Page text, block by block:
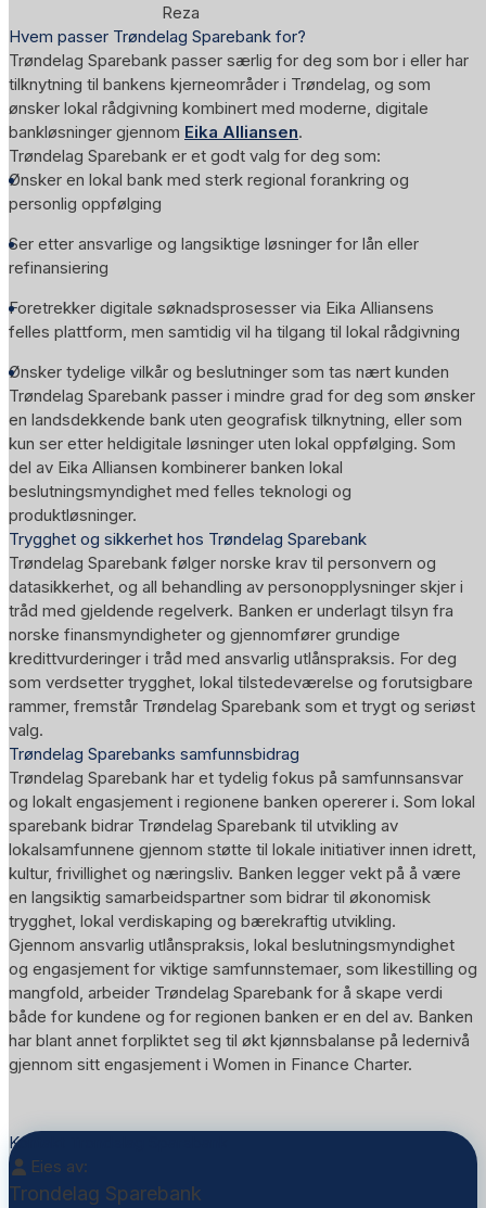
Reza
Hvem passer Trøndelag Sparebank for?
Trøndelag Sparebank passer særlig for deg som bor i eller har
tilknytning til bankens kjerneområder i Trøndelag, og som
ønsker lokal rådgivning kombinert med moderne, digitale
bankløsninger gjennom Eika Alliansen.
Trøndelag Sparebank er et godt valg for deg som:
Ønsker en lokal bank med sterk regional forankring og
personlig oppfølging
Ser etter ansvarlige og langsiktige løsninger for lån eller
refinansiering
Foretrekker digitale søknadsprosesser via Eika Alliansens
felles plattform, men samtidig vil ha tilgang til lokal rådgivning
Ønsker tydelige vilkår og beslutninger som tas nært kunden
Trøndelag Sparebank passer i mindre grad for deg som ønsker
en landsdekkende bank uten geografisk tilknytning, eller som
kun ser etter heldigitale løsninger uten lokal oppfølging. Som
del av Eika Alliansen kombinerer banken lokal
beslutningsmyndighet med felles teknologi og
produktløsninger.
Trygghet og sikkerhet hos Trøndelag Sparebank
Trøndelag Sparebank følger norske krav til personvern og
datasikkerhet, og all behandling av personopplysninger skjer i
tråd med gjeldende regelverk. Banken er underlagt tilsyn fra
norske finansmyndigheter og gjennomfører grundige
kredittvurderinger i tråd med ansvarlig utlånspraksis. For deg
som verdsetter trygghet, lokal tilstedeværelse og forutsigbare
rammer, fremstår Trøndelag Sparebank som et trygt og seriøst
valg.
Trøndelag Sparebanks samfunnsbidrag
Trøndelag Sparebank har et tydelig fokus på samfunnsansvar
og lokalt engasjement i regionene banken opererer i. Som lokal
sparebank bidrar Trøndelag Sparebank til utvikling av
lokalsamfunnene gjennom støtte til lokale initiativer innen idrett,
kultur, frivillighet og næringsliv. Banken legger vekt på å være
en langsiktig samarbeidspartner som bidrar til økonomisk
trygghet, lokal verdiskaping og bærekraftig utvikling.
Gjennom ansvarlig utlånspraksis, lokal beslutningsmyndighet
og engasjement for viktige samfunnstemaer, som likestilling og
mangfold, arbeider Trøndelag Sparebank for å skape verdi
både for kundene og for regionen banken er en del av. Banken
har blant annet forpliktet seg til økt kjønnsbalanse på ledernivå
gjennom sitt engasjement i Women in Finance Charter.
Kontakt Trondelag Sparebank
Eies av:
Trondelag Sparebank